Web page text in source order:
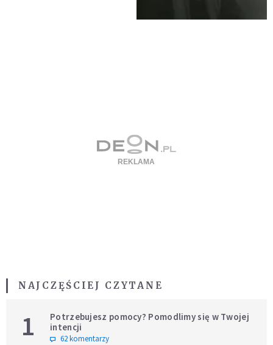
NAJCZĘŚCIEJ CZYTANE
1
Potrzebujesz pomocy? Pomodlimy się w Twojej
intencji
62 komentarzy